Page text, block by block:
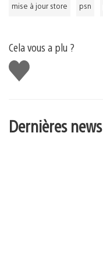
mise à jour store psn
Cela vous a plu ?
J'aime
Dernières news